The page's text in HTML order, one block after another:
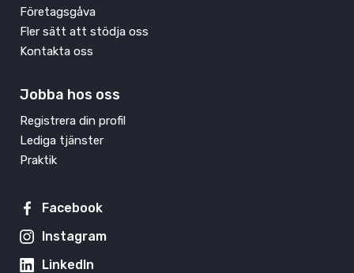
Företagsgåva
Fler sätt att stödja oss
Kontakta oss
Jobba hos oss
Registrera din profil
Lediga tjänster
Praktik
Facebook
Instagram
LinkedIn